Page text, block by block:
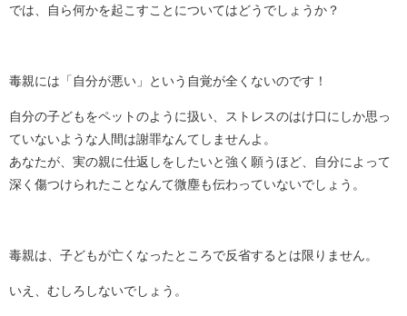
では、自ら何かを起こすことについてはどうでしょうか？
毒親には「自分が悪い」という自覚が全くないのです！
自分の子どもをペットのように扱い、ストレスのはけ口にしか思っ
ていないような人間は謝罪なんてしませんよ。
あなたが、実の親に仕返しをしたいと強く願うほど、自分によって
深く傷つけられたことなんて微塵も伝わっていないでしょう。
毒親は、子どもが亡くなったところで反省するとは限りません。
いえ、むしろしないでしょう。